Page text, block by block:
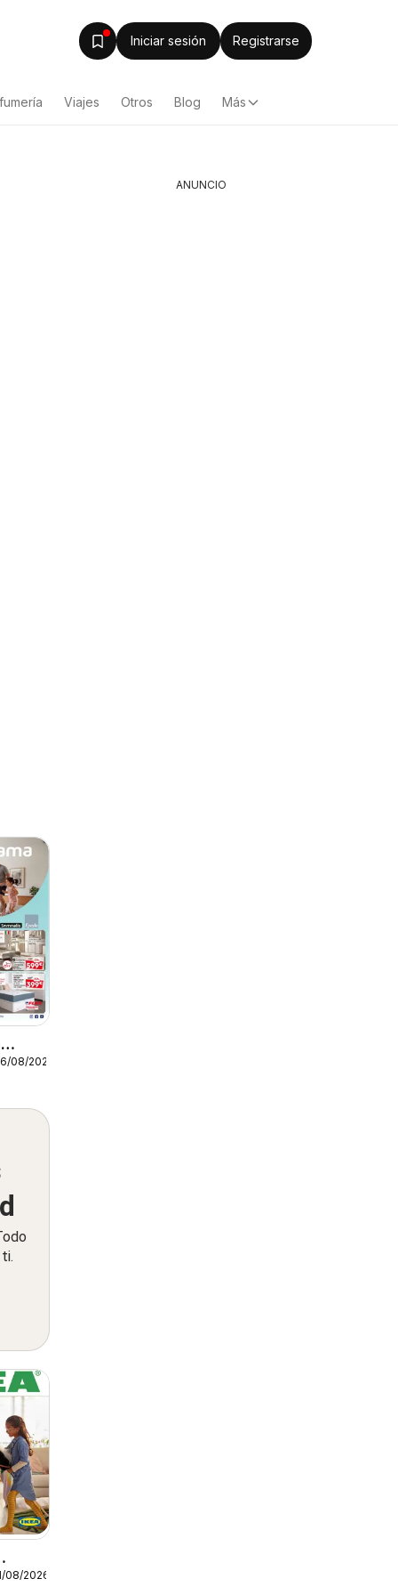
Iniciar sesión Registrarse
Viajes Otros Blog Más
08/2026
08/2026
ANUNCIO